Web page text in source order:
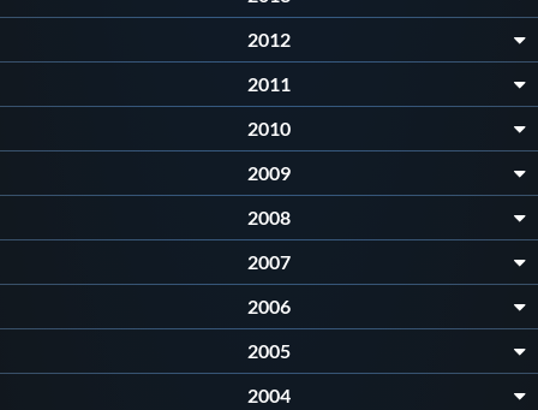
Intranet
Mappa del sito
2012
2011
2010
2009
2008
2007
2006
2005
2004